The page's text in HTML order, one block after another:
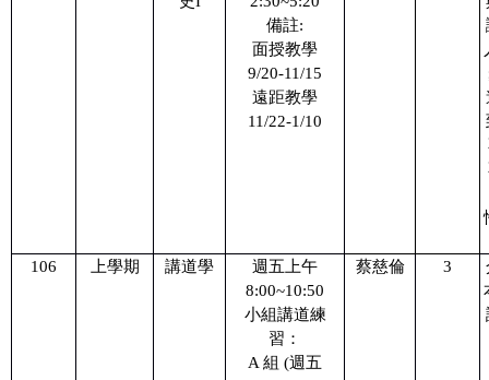
相關法規
行事曆
開課資訊
下載專區
返回教務處
備註:
面授教學
9/20-11/15
遠距教學
11/22-1/10
106 上學期 講道學
週五上午
8:00~10:50
小組講道練
習：
A 組 (週五
蔡慈倫 3